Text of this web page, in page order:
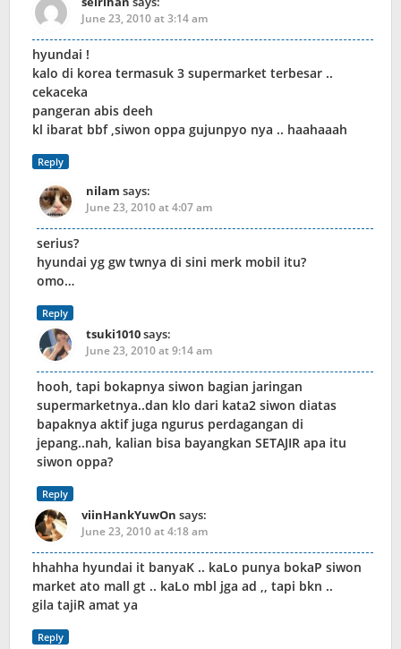
June 23, 2010 at 3:14 am
hyundai !
kalo di korea termasuk 3 supermarket terbesar ..
cekaceka
pangeran abis deeh
kl ibarat bbf ,siwon oppa gujunpyo nya .. haahaaah
Reply
nilam says:
June 23, 2010 at 4:07 am
serius?
hyundai yg gw twnya di sini merk mobil itu?
omo…
Reply
tsuki1010says:
June 23, 2010 at 9:14 am
hooh, tapi bokapnya siwon bagian jaringan
supermarketnya..dan klo dari kata2 siwon diatas
bapaknya aktif juga ngurus perdagangan di
jepang..nah, kalian bisa bayangkan SETAJIR apa itu
siwon oppa?
Reply
viinHankYuwOn says:
June 23, 2010 at 4:18 am
hhahha hyundai it banyaK .. kaLo punya bokaP siwon
market ato mall gt .. kaLo mbl jga ad ,, tapi bkn ..
gila tajiR amat ya
Reply